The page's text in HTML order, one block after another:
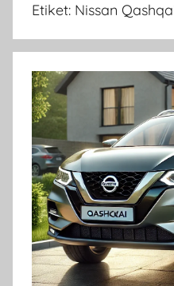
Etiket: Nissan